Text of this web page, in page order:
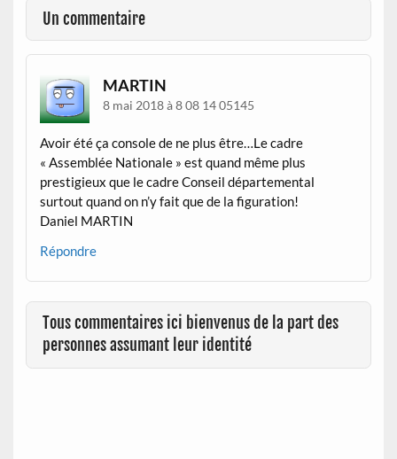
Un commentaire
MARTIN
8 mai 2018 à 8 08 14 05145
Avoir été ça console de ne plus être…Le cadre
« Assemblée Nationale » est quand même plus
prestigieux que le cadre Conseil départemental
surtout quand on n’y fait que de la figuration!
Daniel MARTIN
Répondre
Tous commentaires ici bienvenus de la part des
personnes assumant leur identité